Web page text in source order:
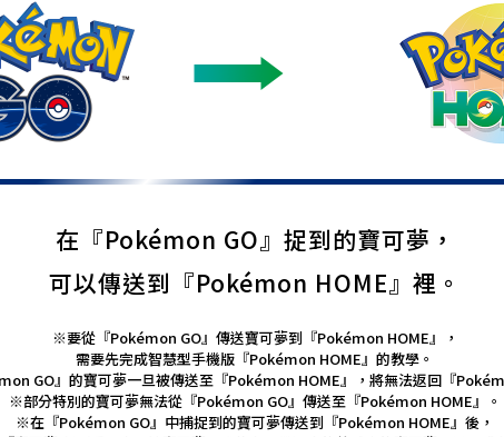
在『Pokémon GO』捉到的寶可夢，
可以傳送到『Pokémon HOME』裡。
※要從『Pokémon GO』傳送寶可夢到『Pokémon HOME』，
需要先完成智慧型手機版『Pokémon HOME』的教學。
GO』的寶可夢一旦被傳送至『Pokémon HOME』，將無法返回『
※部分特別的寶可夢無法從『Pokémon GO』傳送至『Pokémon HOME』。
※在『Pokémon GO』中捕捉到的寶可夢傳送到『Pokémon HOME』後，